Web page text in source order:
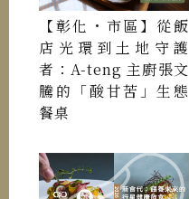
【彰化・市區】從飯
店光環到土地守護
者：A-teng 主廚張文
騰的「酸甘苦」生態
餐桌